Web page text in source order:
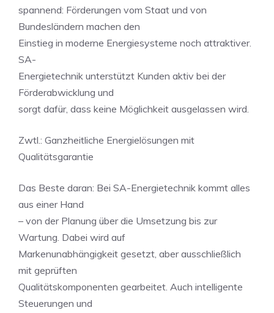
spannend: Förderungen vom Staat und von
Bundesländern machen den
Einstieg in moderne Energiesysteme noch attraktiver.
SA-
Energietechnik unterstützt Kunden aktiv bei der
Förderabwicklung und
sorgt dafür, dass keine Möglichkeit ausgelassen wird.
Zwtl.: Ganzheitliche Energielösungen mit
Qualitätsgarantie
Das Beste daran: Bei SA-Energietechnik kommt alles
aus einer Hand
– von der Planung über die Umsetzung bis zur
Wartung. Dabei wird auf
Markenunabhängigkeit gesetzt, aber ausschließlich
mit geprüften
Qualitätskomponenten gearbeitet. Auch intelligente
Steuerungen und